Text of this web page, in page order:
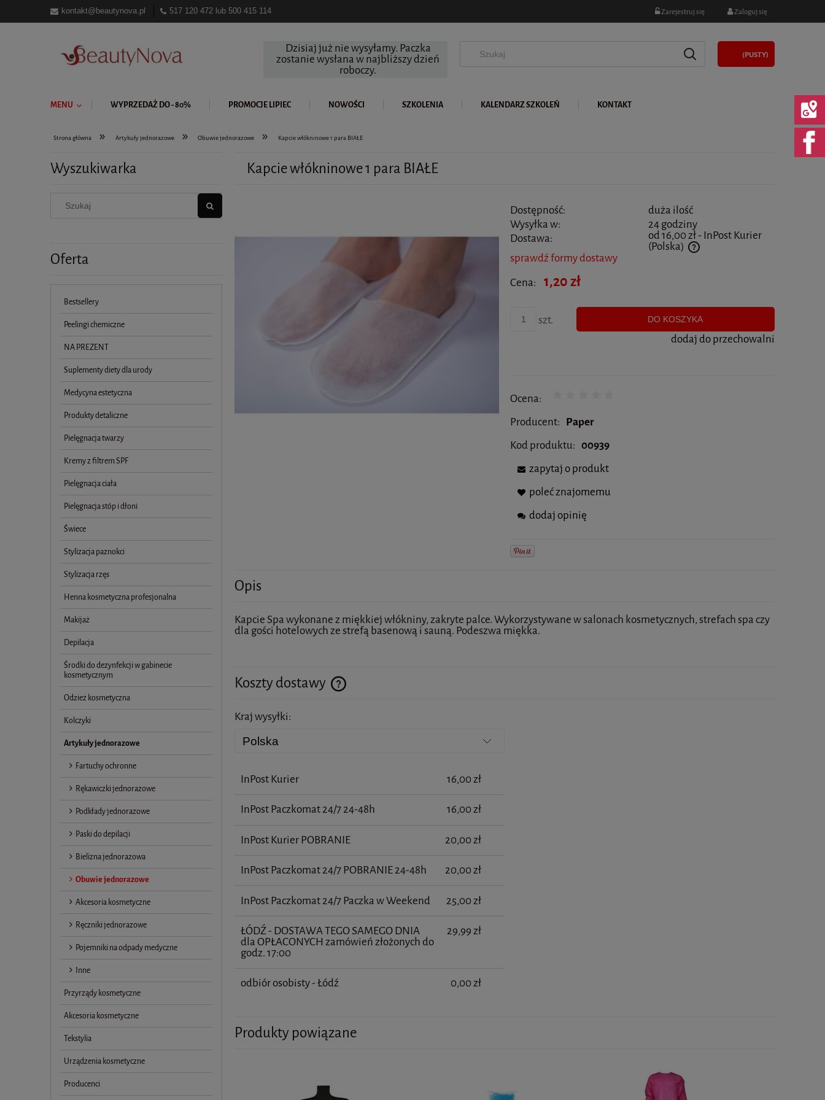
kontakt@beautynova.pl 517 120 472 lub 500 415 114 Zarejestruj się Zaloguj się
(PUSTY)
Dzisiaj już nie wysyłamy. Paczka
zostanie wysłana w najbliższy dzień
roboczy.
MENU WYPRZEDAŻ DO - 80% PROMOCJE LIPIEC NOWOŚCI SZKOLENIA KALENDARZ SZKOLEŃ KONTAKT
Strona główna » Artykuły jednorazowe » Obuwie jednorazowe » Kapcie włókninowe 1 para BIAŁE
Wyszukiwarka
Oferta
Bestsellery
Peelingi chemiczne
NA PREZENT
Suplementy diety dla urody
Medycyna estetyczna
Produkty detaliczne
Pielęgnacja twarzy
Kremy z filtrem SPF
Pielęgnacja ciała
Pielęgnacja stóp i dłoni
Świece
Stylizacja paznokci
Stylizacja rzęs
Henna kosmetyczna profesjonalna
Makijaż
Depilacja
Środki do dezynfekcji w gabinecie
kosmetycznym
Odzież kosmetyczna
Kolczyki
Artykuły jednorazowe
Fartuchy ochronne
Rękawiczki jednorazowe
Podkłady jednorazowe
Paski do depilacji
Bielizna jednorazowa
Obuwie jednorazowe
Akcesoria kosmetyczne
Ręczniki jednorazowe
Pojemniki na odpady medyczne
Inne
Przyrządy kosmetyczne
Akcesoria kosmetyczne
Tekstylia
Urządzenia kosmetyczne
Producenci
Kapcie włókninowe 1 para BIAŁE
Dostępność:
duża ilość
Wysyłka w:
24 godziny
Dostawa:
od 16,00 zł- InPost Kurier
(Polska)
Cena nie zawiera ewentualnych kosztów płatności
sprawdź formy dostawy
Cena:
1,20 zł
szt. DO KOSZYKA
dodaj do przechowalni
Ocena:
Producent: Paper
Kod produktu: 00939
zapytaj o produkt
poleć znajomemu
dodaj opinię
Opis
Kapcie Spa wykonane z miękkiej włókniny, zakryte palce. Wykorzystywane w salonach kosmetycznych, strefach spa czy
dla gości hotelowych ze strefą basenową i sauną. Podeszwa miękka.
Koszty dostawy
Kraj wysyłki:
InPost Kurier 16,00 zł
InPost Paczkomat 24/7 24-48h 16,00 zł
InPost Kurier POBRANIE 20,00 zł
InPost Paczkomat 24/7 POBRANIE 24-48h 20,00 zł
InPost Paczkomat 24/7 Paczka w Weekend 25,00 zł
ŁÓDŹ - DOSTAWA TEGO SAMEGO DNIA
dla OPŁACONYCH zamówień złożonych do
godz. 17:00
29,99 zł
odbiór osobisty - Łódź 0,00 zł
Produkty powiązane